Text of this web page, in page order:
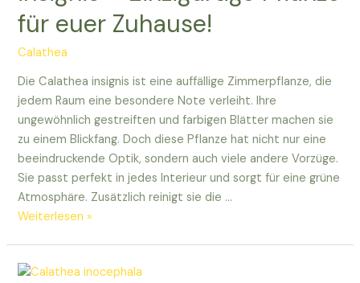
wissen
solltet!
für euer Zuhause!
Calathea
Die Calathea insignis ist eine auffällige Zimmerpflanze, die
jedem Raum eine besondere Note verleiht. Ihre
ungewöhnlich gestreiften und farbigen Blätter machen sie
zu einem Blickfang. Doch diese Pflanze hat nicht nur eine
beeindruckende Optik, sondern auch viele andere Vorzüge.
Sie passt perfekt in jedes Interieur und sorgt für eine grüne
Atmosphäre. Zusätzlich reinigt sie die …
Entdeckt
insignis
Weiterlesen »